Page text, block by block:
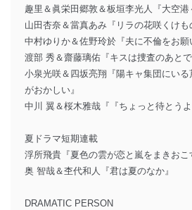
趣里＆眞栄田郷敦＆板垣李光人『大空港
山田杏奈＆當真あみ『リラの花咲くけも
中村ゆりか＆佐野玲於『夫に不倫をお願
渡部 秀＆齋藤璃佑『キスは捜査のあとで
小泉光咲＆四坂亮翔『陽キャ集団にい
がおかしい』
中川 翼＆桜木雅哉『『ちょっと待とうよ
夏ドラマ短期連載
浮所飛貴『夏色の雲が恋と嵐をまきおこ
奥 智哉＆杢代和人『君は夏のなか』
DRAMATIC PERSON